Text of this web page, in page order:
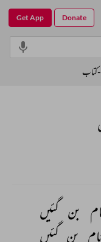
بن گئیں
بن گئیں
Get App Donate
کتاب